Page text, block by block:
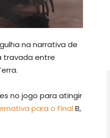
na narrativa de
travada entre
no jogo para atingir
para o Final B,